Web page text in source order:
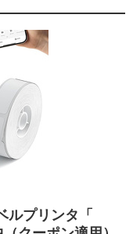
ルプリンタ「